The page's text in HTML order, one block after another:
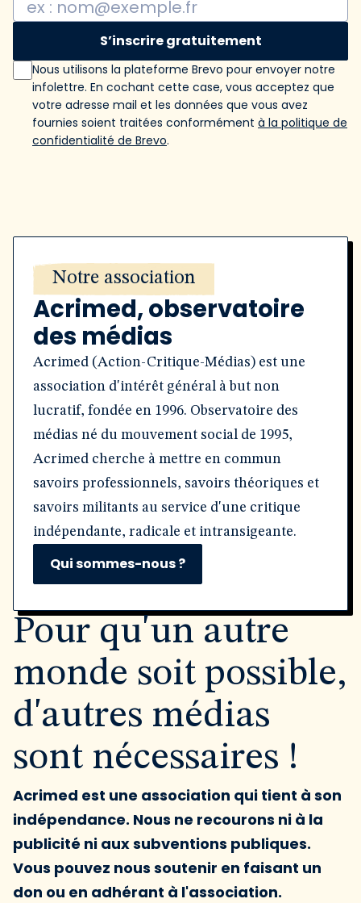
S’inscrire gratuitement
Nous utilisons la plateforme Brevo pour envoyer notre
infolettre. En cochant cette case, vous acceptez que
votre adresse mail et les données que vous avez
fournies soient traitées conformément à la politique de
confidentialité de Brevo.
Notre association
Acrimed, observatoire
des médias
Acrimed (Action-Critique-Médias) est une
association d'intérêt général à but non
lucratif, fondée en 1996. Observatoire des
médias né du mouvement social de 1995,
Acrimed cherche à mettre en commun
savoirs professionnels, savoirs théoriques et
savoirs militants au service d'une critique
indépendante, radicale et intransigeante.
Qui sommes-nous ?
Pour qu'un autre
monde soit possible,
d'autres médias
sont nécessaires !
Acrimed est une association qui tient à son
indépendance. Nous ne recourons ni à la
publicité ni aux subventions publiques.
Vous pouvez nous soutenir en faisant un
don ou en adhérant à l'association.